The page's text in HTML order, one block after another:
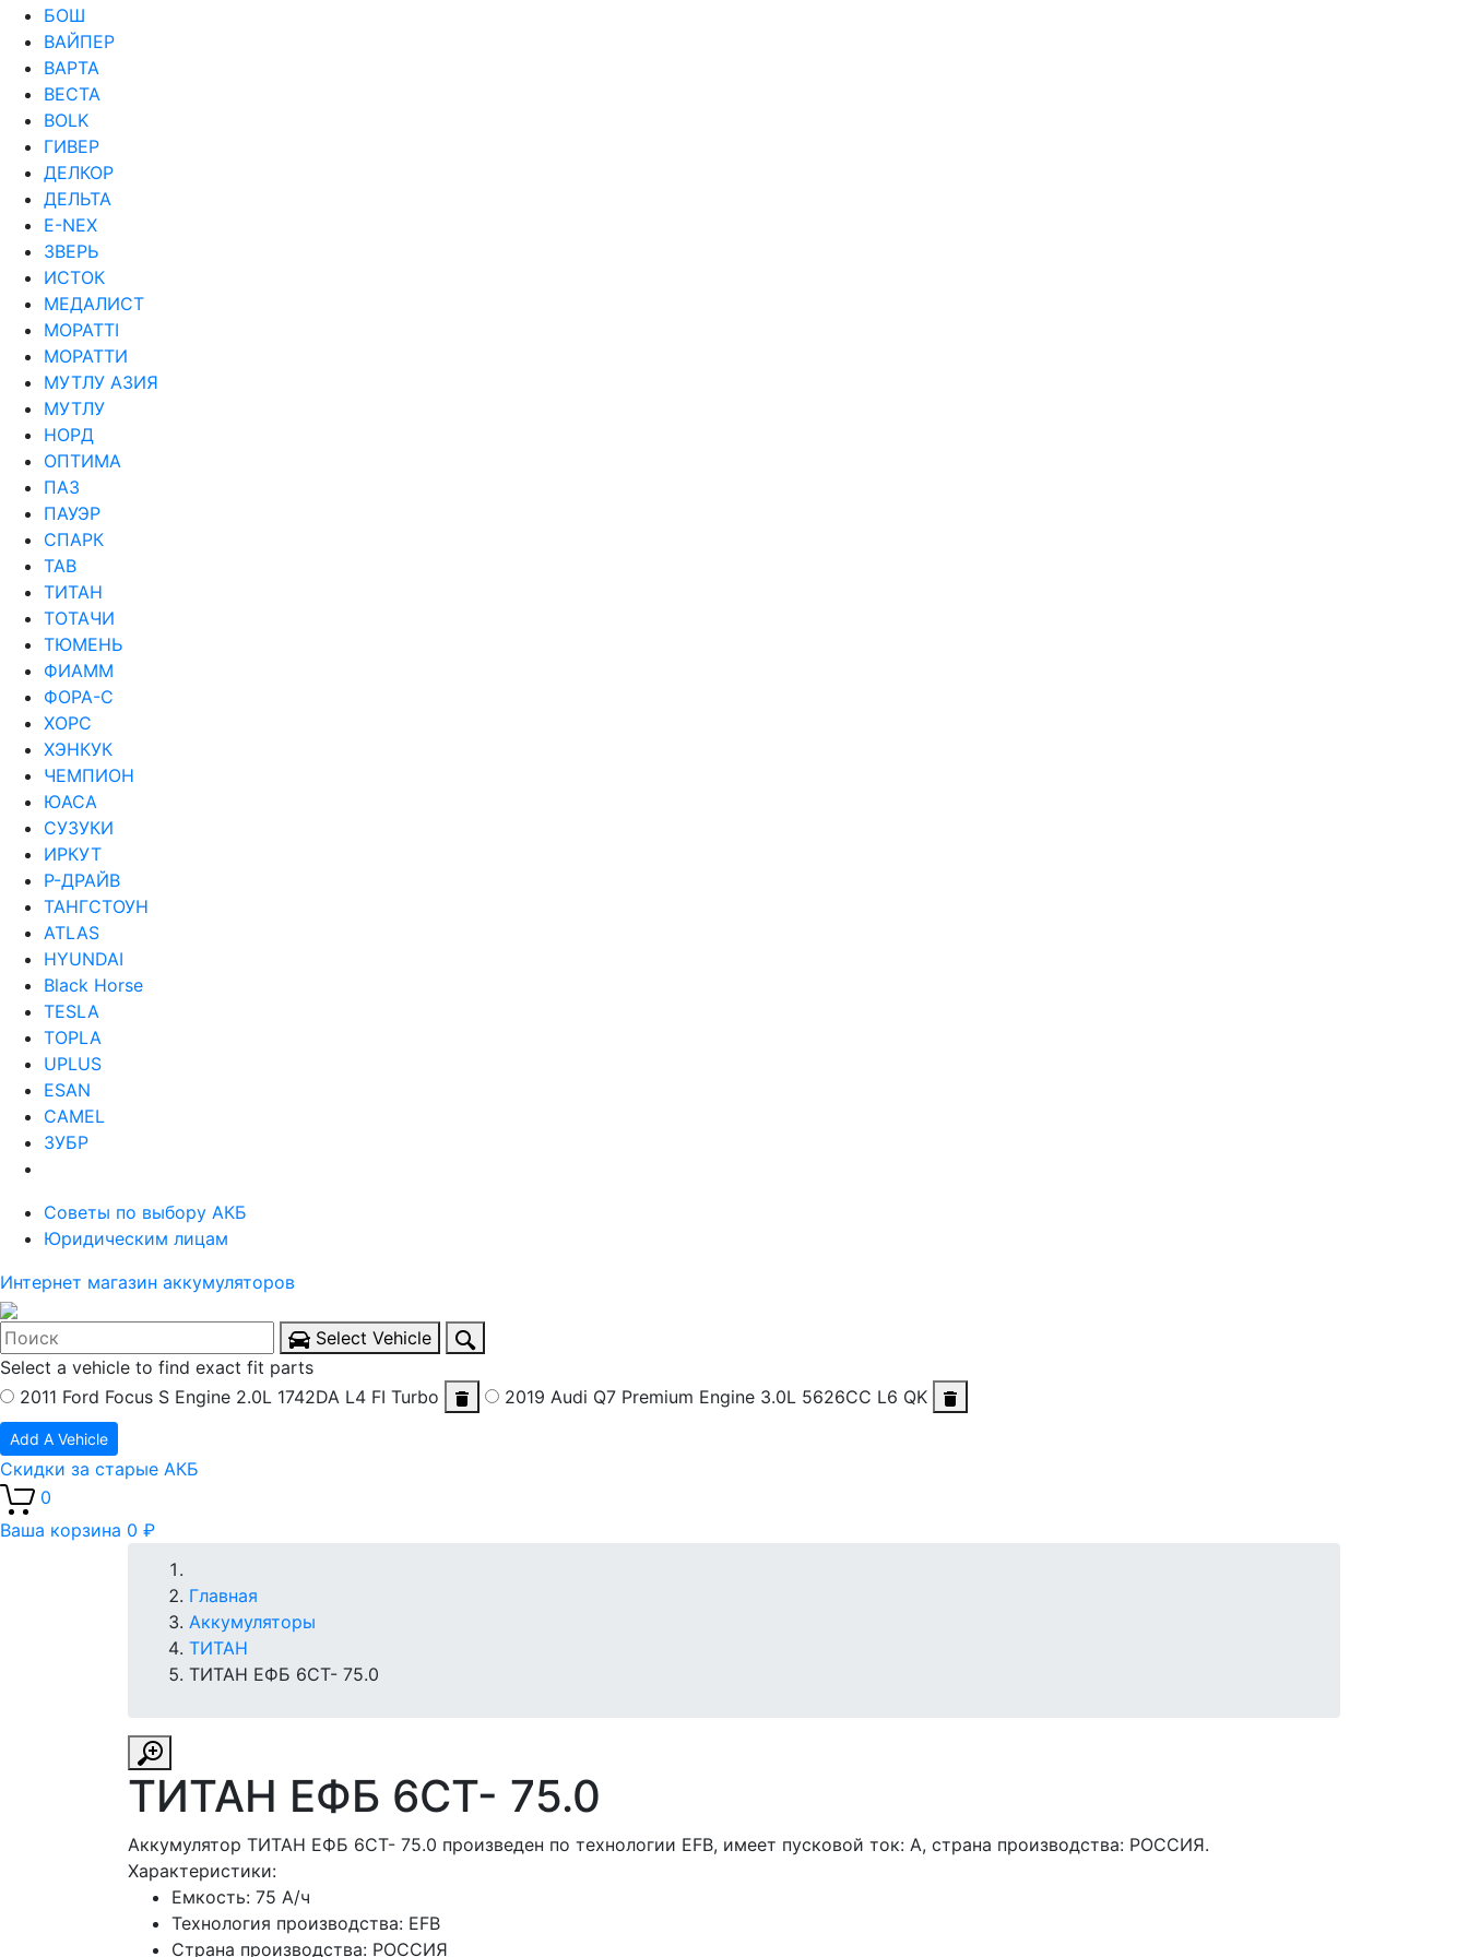
БОШ
ВАЙПЕР
ВАРТА
ВЕСТА
ВОLK
ГИВЕР
ДЕЛКОР
ДЕЛЬТА
Е-NEX
ЗВЕРЬ
ИСТОК
МЕДАЛИСТ
МОРАТТI
МОРАТТИ
МУТЛУ АЗИЯ
МУТЛУ
НОРД
ОПТИМА
ПАЗ
ПАУЭР
СПАРК
ТАВ
ТИТАН
ТОТАЧИ
ТЮМЕНЬ
ФИАММ
ФОРА-С
ХОРС
ХЭНКУК
ЧЕМПИОН
ЮАСА
СУЗУКИ
ИРКУТ
Р-ДРАЙВ
ТАНГСТОУН
ATLAS
HYUNDAI
Black Horse
TESLA
TOPLA
UPLUS
ESAN
CAMEL
ЗУБР
Советы по выбору АКБ
Юридическим лицам
Интернет магазин аккумуляторов
Select Vehicle
Select a vehicle to find exact fit parts
2011 Ford Focus S Engine 2.0L 1742DA L4 FI Turbo 2019 Audi Q7 Premium Engine 3.0L 5626CC L6 QK
Add A Vehicle
Скидки за старые АКБ
0
Ваша корзина 0 ₽
Главная
Аккумуляторы
ТИТАН
ТИТАН ЕФБ 6СТ- 75.0
ТИТАН ЕФБ 6СТ- 75.0
Аккумулятор ТИТАН ЕФБ 6СТ- 75.0 произведен по технологии EFB, имеет пусковой ток: A, страна производства: РОССИЯ.
Характеристики:
Емкость: 75 А/ч
Технология производства: EFB
Страна производства: РОССИЯ